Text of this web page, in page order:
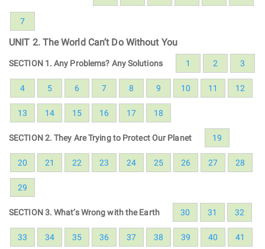
7
UNIT 2. The World Can’t Do Without You
SECTION 1. Any Problems? Any Solutions 1 2 3
4 5 6 7 8 9 10 11 12
13 14 15 16 17 18
SECTION 2. They Are Trying to Protect Our Planet 19
20 21 22 23 24 25 26 27 28
29
SECTION 3. What’s Wrong with the Earth 30 31 32
33 34 35 36 37 38 39 40 41